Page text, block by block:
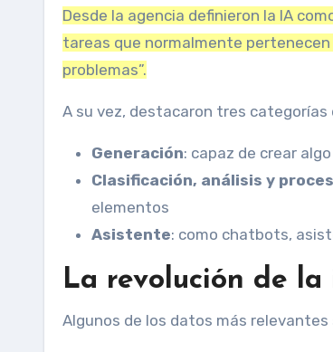
Desde la agencia definieron la IA
tareas que normalmente pertenecen
problemas”.
A su vez, destacaron tres
Generación: capaz de crear
Clasificación, análisis y
elementos
Asistente: como chatbots,
La revolución de
Algunos de los datos más